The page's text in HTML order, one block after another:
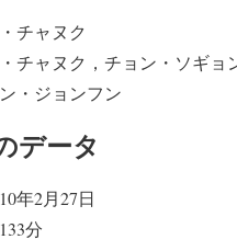
チャヌク
チャヌク，チョン・ソギョ
・ジョンフン
データ
年2月27日
分